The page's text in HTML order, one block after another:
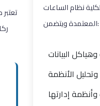
نظام الساعات
المعتمدة ويتضمن:
البيانات
وتحليل الأنظمة
وأنظمة إدارتها